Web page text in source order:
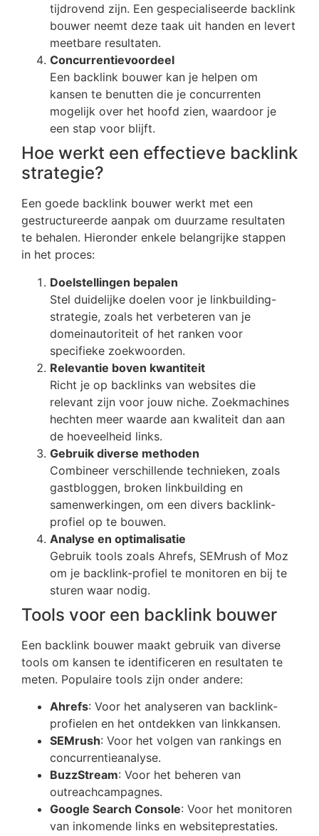
tijdrovend zijn. Een gespecialiseerde backlink
bouwer neemt deze taak uit handen en levert
meetbare resultaten.
Concurrentievoordeel
Een backlink bouwer kan je helpen om
kansen te benutten die je concurrenten
mogelijk over het hoofd zien, waardoor je
een stap voor blijft.
Hoe werkt een effectieve backlink
strategie?
Een goede backlink bouwer werkt met een
gestructureerde aanpak om duurzame resultaten
te behalen. Hieronder enkele belangrijke stappen
in het proces:
Doelstellingen bepalen
Stel duidelijke doelen voor je linkbuilding-
strategie, zoals het verbeteren van je
domeinautoriteit of het ranken voor
specifieke zoekwoorden.
Relevantie boven kwantiteit
Richt je op backlinks van websites die
relevant zijn voor jouw niche. Zoekmachines
hechten meer waarde aan kwaliteit dan aan
de hoeveelheid links.
Gebruik diverse methoden
Combineer verschillende technieken, zoals
gastbloggen, broken linkbuilding en
samenwerkingen, om een divers backlink-
profiel op te bouwen.
Analyse en optimalisatie
Gebruik tools zoals Ahrefs, SEMrush of Moz
om je backlink-profiel te monitoren en bij te
sturen waar nodig.
Tools voor een backlink bouwer
Een backlink bouwer maakt gebruik van diverse
tools om kansen te identificeren en resultaten te
meten. Populaire tools zijn onder andere:
Ahrefs: Voor het analyseren van backlink-
profielen en het ontdekken van linkkansen.
SEMrush: Voor het volgen van rankings en
concurrentieanalyse.
BuzzStream: Voor het beheren van
outreachcampagnes.
Google Search Console: Voor het monitoren
van inkomende links en websiteprestaties.